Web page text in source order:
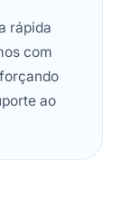
rápida
com
ao